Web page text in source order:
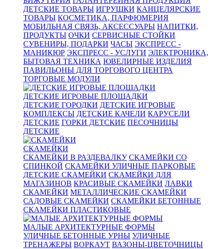
ДЕТСКИЕ ТОВАРЫ ИГРУШКИ КАНЦЕЛЯРСКИЕ
ТОВАРЫ КОСМЕТИКА, ПАРФЮМЕРИЯ
МОБИЛЬНАЯ СВЯЗЬ, АКСЕССУАРЫ НАПИТКИ,
ПРОДУКТЫ ОЧКИ СЕРВИСНЫЕ СТОЙКИ
СУВЕНИРЫ, ПОДАРКИ ЧАСЫ ЭКСПРЕСС -
МАНИКЮР ЭКСПРЕСС - УСЛУГИ ЭЛЕКТРОНИКА,
БЫТОВАЯ ТЕХНИКА ЮВЕЛИРНЫЕ ИЗДЕЛИЯ
ПАВИЛЬОНЫ ДЛЯ ТОРГОВОГО ЦЕНТРА
ТОРГОВЫЕ МОДУЛИ
ДЕТСКИЕ ИГРОВЫЕ ПЛОЩАДКИ
ДЕТСКИЕ ГОРОДКИ ДЕТСКИЕ ИГРОВЫЕ
КОМПЛЕКСЫ ДЕТСКИЕ КАЧЕЛИ КАРУСЕЛИ
ДЕТСКИЕ ГОРКИ ДЕТСКИЕ ПЕСОЧНИЦЫ
ДЕТСКИЕ
СКАМЕЙКИ
СКАМЕЙКИ В РАЗДЕВАЛКУ СКАМЕЙКИ СО
СПИНКОЙ СКАМЕЙКИ УЛИЧНЫЕ ПАРКОВЫЕ
ДЕТСКИЕ СКАМЕЙКИ СКАМЕЙКИ ДЛЯ
МАГАЗИНОВ КРАСИВЫЕ СКАМЕЙКИ ЛАВКИ
СКАМЕЙКИ МЕТАЛЛИЧЕСКИЕ СКАМЕЙКИ
САДОВЫЕ СКАМЕЙКИ СКАМЕЙКИ БЕТОННЫЕ
СКАМЕЙКИ ПЛАСТИКОВЫЕ
МАЛЫЕ АРХИТЕКТУРНЫЕ ФОРМЫ
УЛИЧНЫЕ БЕТОННЫЕ УРНЫ УЛИЧНЫЕ
ТРЕНАЖЕРЫ ВОРКАУТ ВАЗОНЫ-ЦВЕТОЧНИЦЫ